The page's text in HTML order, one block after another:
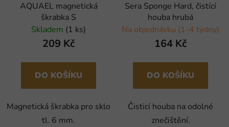
AQUAEL magnetická
škrabka S
Skladem (1 ks)
209 Kč
DO KOŠÍKU
Magnetická škrabka pro sklo
tl. 6 mm.
Sera Sponge Hard, čistící
houba hrubá
Na objednávku (1-4 týdny)
164 Kč
DO KOŠÍKU
Čisticí houba na odolné
znečištění.